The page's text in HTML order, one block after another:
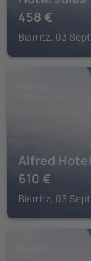
458 €
Biarritz, 03
Alfred
610 €
Biarritz, 03